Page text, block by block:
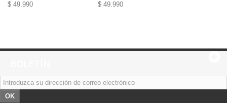
$ 49.990 $ 49.990
OK